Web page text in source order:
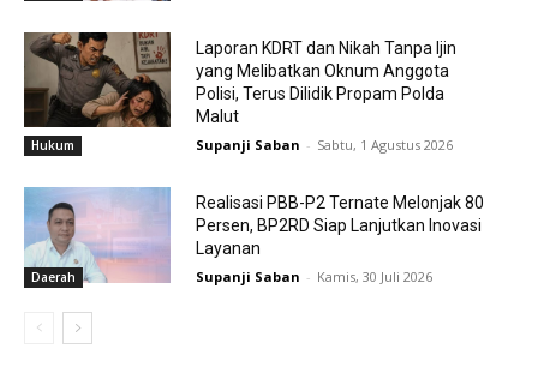
Hukum
Laporan KDRT dan Nikah Tanpa Ijin
yang Melibatkan Oknum Anggota
Polisi, Terus Dilidik Propam Polda
Malut
Supanji Saban - Sabtu, 1 Agustus 2026
Daerah
Realisasi PBB-P2 Ternate Melonjak 80
Persen, BP2RD Siap Lanjutkan Inovasi
Layanan
Supanji Saban - Kamis, 30 Juli 2026